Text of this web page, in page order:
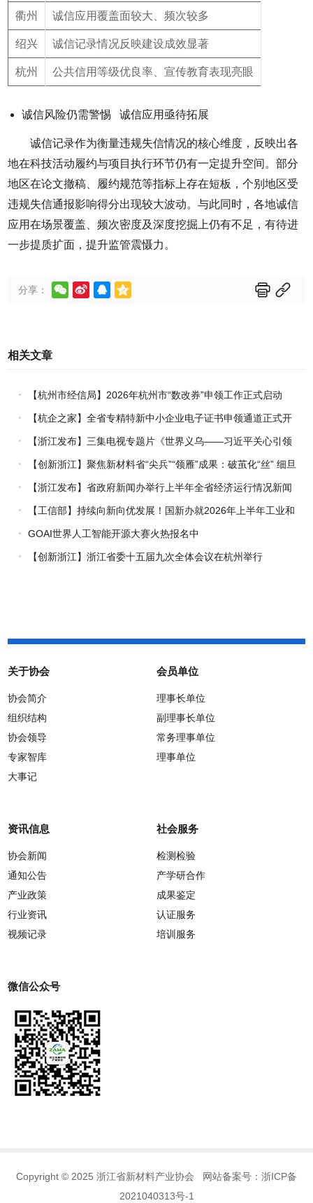
衢州 诚信应用覆盖面较大、频次较多
绍兴 诚信记录情况反映建设成效显著
杭州 公共信用等级优良率、宣传教育表现亮眼
诚信风险仍需警惕 诚信应用亟待拓展
诚信记录作为衡量违规失信情况的核心维度，反映出各
地在科技活动履约与项目执行环节仍有一定提升空间。部分
地区在论文撤稿、履约规范等指标上存在短板，个别地区受
违规失信通报影响得分出现较大波动。与此同时，各地诚信
应用在场景覆盖、频次密度及深度挖掘上仍有不足，有待进
一步提质扩面，提升监管震慑力。
分享：      
相关文章
【杭州市经信局】2026年杭州市“数改券”申领工作正式启动
【杭企之家】全省专精特新中小企业电子证书申领通道正式开
通
【浙江发布】三集电视专题片《世界义乌——习近平关心引领
义乌发展》热播上线
【创新浙江】聚焦新材料省“尖兵”“领雁”成果：破茧化“丝” 细旦
PPS纤维的国产突围战
【浙江发布】省政府新闻办举行上半年全省经济运行情况新闻
发布会【工信部】持续向新向优发展！国新办就2026年上半年工业和
信息化发展情况举行新闻发布会
GOAI世界人工智能开源大赛火热报名中
【创新浙江】浙江省委十五届九次全体会议在杭州举行
关于协会
协会简介
组织结构
协会领导
专家智库
大事记
会员单位
理事长单位
副理事长单位
常务理事单位
理事单位
资讯信息
协会新闻
通知公告
产业政策
行业资讯
视频记录
社会服务
检测检验
产学研合作
成果鉴定
认证服务
培训服务
微信公众号
Copyright © 2025 浙江省新材料产业协会 网站备案号： 浙ICP备
2021040313号-1